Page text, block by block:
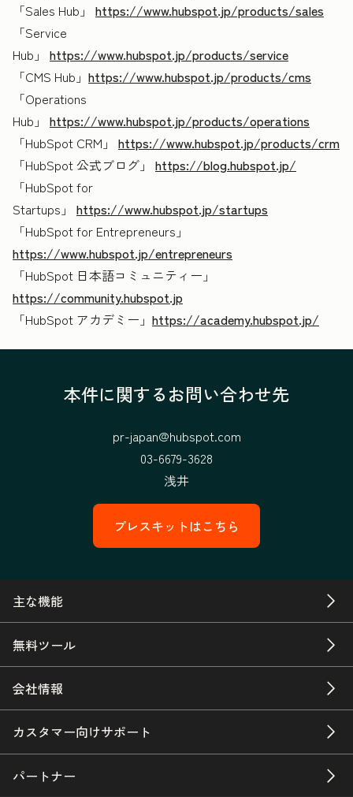
「Sales Hub」 https://www.hubspot.jp/products/sales
「Service
Hub」 https://www.hubspot.jp/products/service
「CMS Hub」 https://www.hubspot.jp/products/cms
「Operations
Hub」 https://www.hubspot.jp/products/operations
「HubSpot CRM」 https://www.hubspot.jp/products/crm
「HubSpot 公式ブログ」 https://blog.hubspot.jp/
「HubSpot for
Startups」 https://www.hubspot.jp/startups
「HubSpot for Entrepreneurs」
https://www.hubspot.jp/entrepreneurs
「HubSpot 日本語コミュニティー」
https://community.hubspot.jp
「HubSpot アカデミー」 https://academy.hubspot.jp/
本件に関するお問い合わせ先
pr-japan@hubspot.com
03-6679-3628
浅井
プレスキットはこちら
主な機能
無料ツール
会社情報
カスタマー向けサポート
パートナー